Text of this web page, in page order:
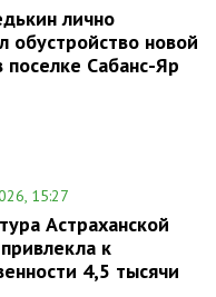
лично
обустройство новой
поселке Сабанс-Яр
15:27
Астраханской
к
4,5 тысячи